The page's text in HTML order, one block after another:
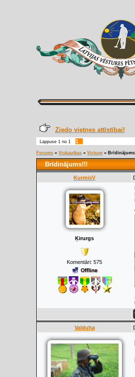
Ziedo vietnes attīstībai!
Lappuse 1 no 1 1
Forums » Viskautkas » Virtuve »
Brīdinājums!!!
KurmisV
Ķirurgs
Komentāri: 575
Valduha